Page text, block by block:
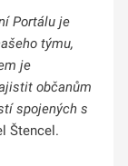
Portálu je
týmu,
je
občanům
spojených s
Štencel.